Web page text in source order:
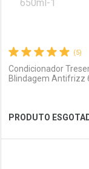
Ver Desconto
(5)
Condicionador
Blindagem Antifrizz
PRODUTO